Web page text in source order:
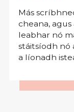
Más
cheana,
leabhar nó
stáitsíodh nó
a líonadh